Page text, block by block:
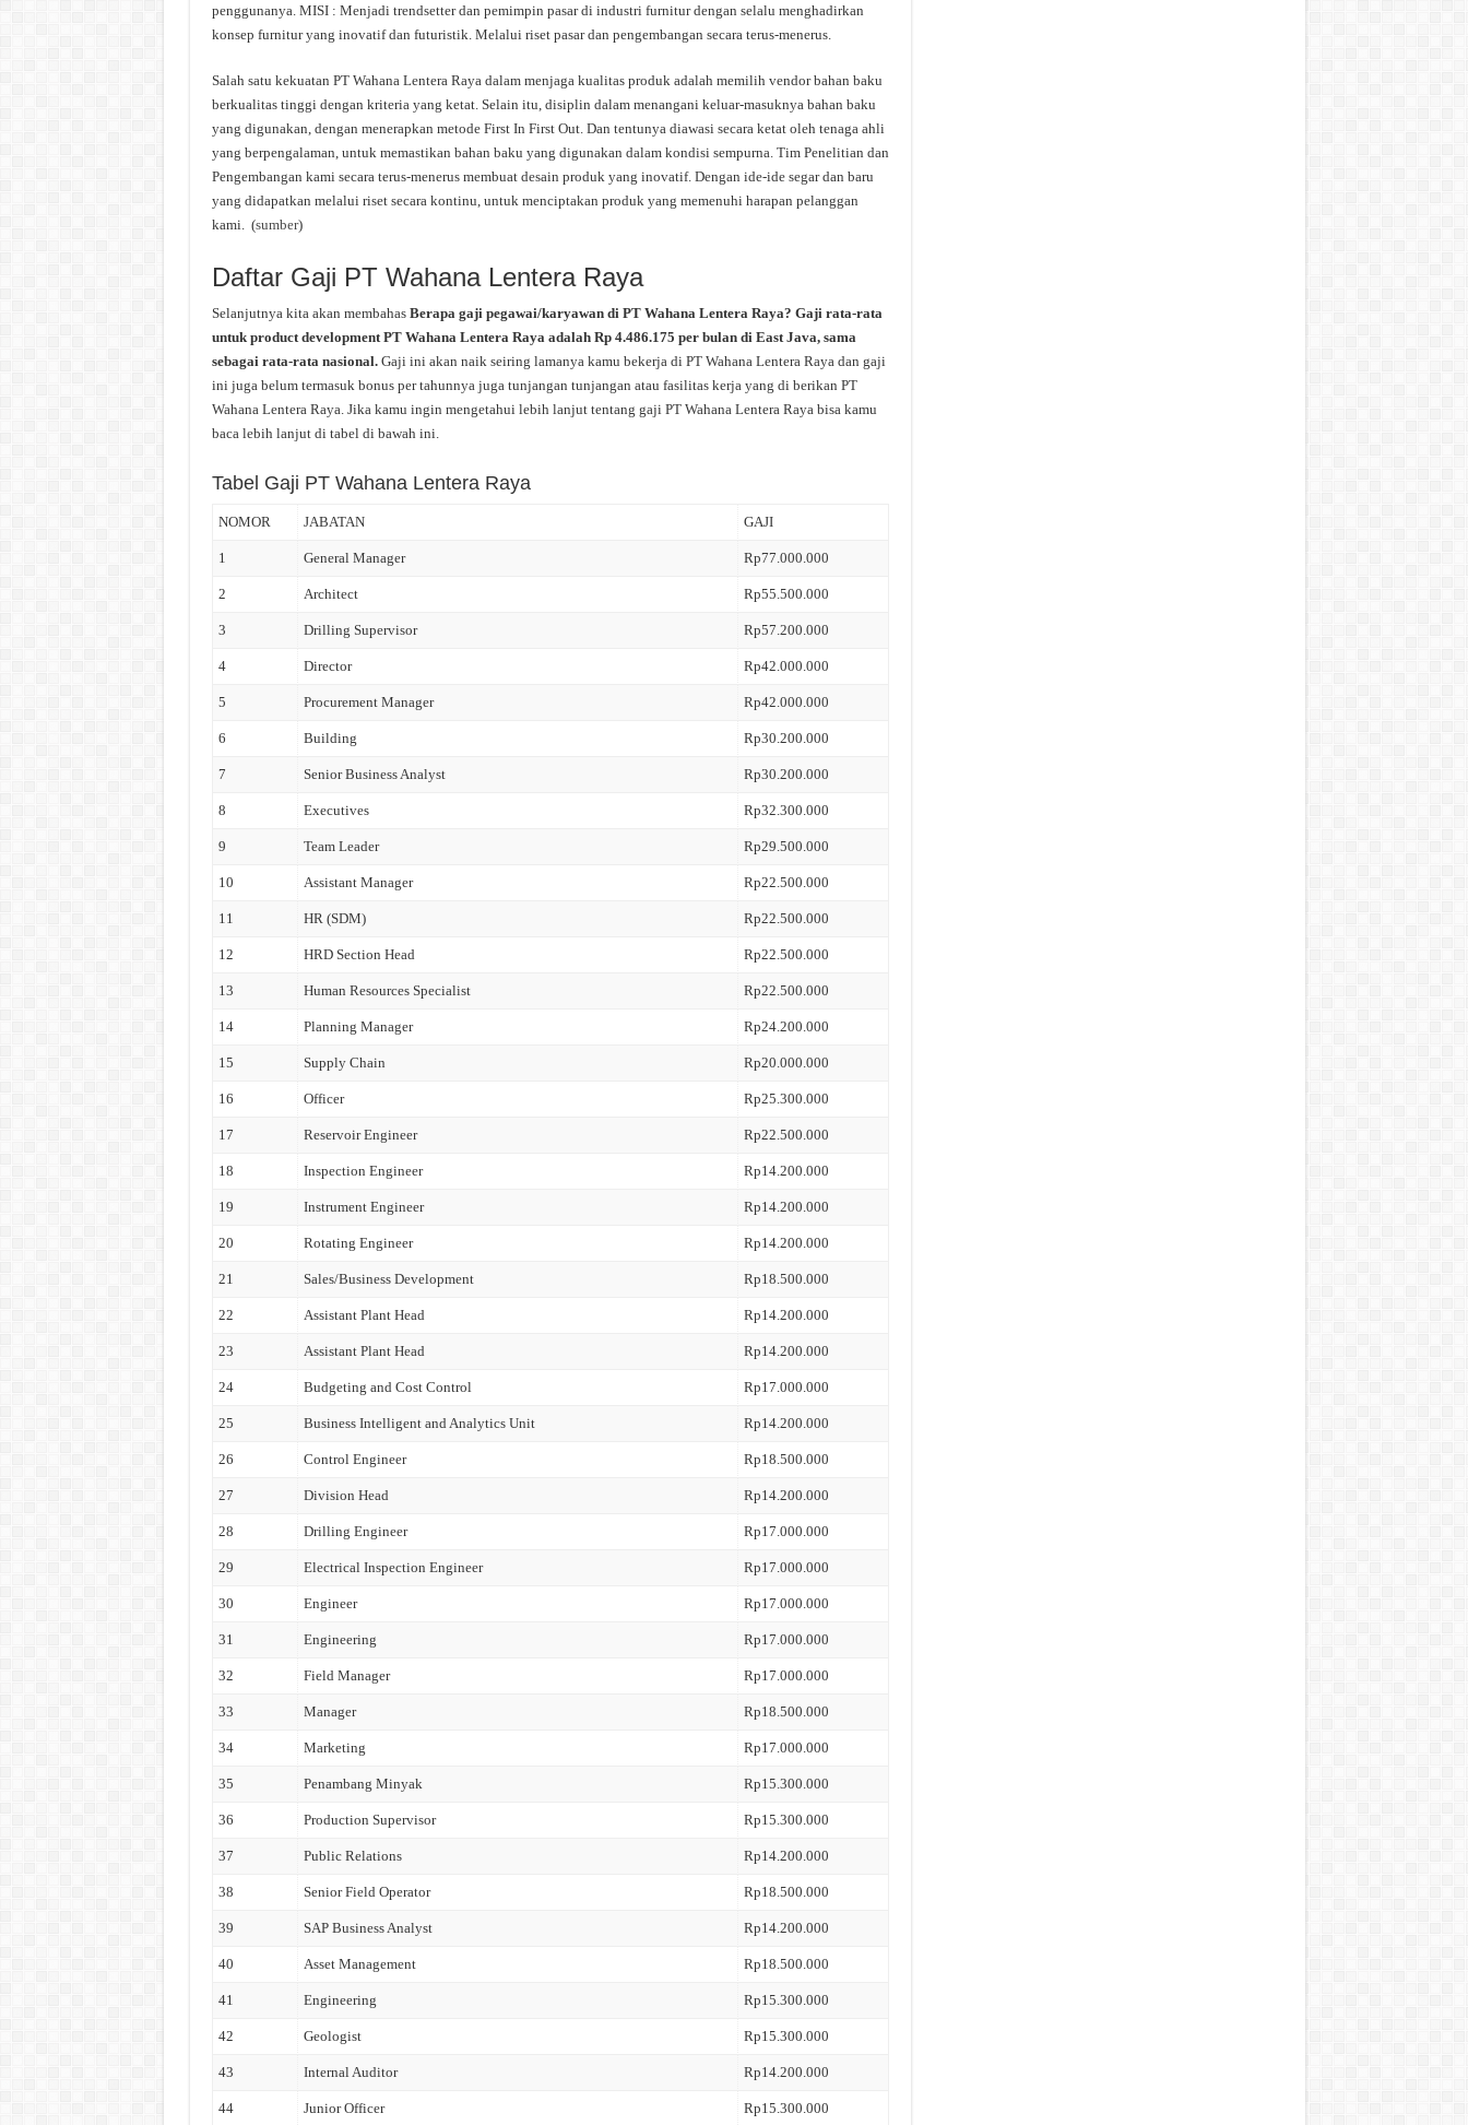
penggunanya. MISI : Menjadi trendsetter dan pemimpin pasar di industri furnitur dengan selalu menghadirkan
konsep furnitur yang inovatif dan futuristik. Melalui riset pasar dan pengembangan secara terus-menerus.
Salah satu kekuatan PT Wahana Lentera Raya dalam menjaga kualitas produk adalah memilih vendor bahan baku
berkualitas tinggi dengan kriteria yang ketat. Selain itu, disiplin dalam menangani keluar-masuknya bahan baku
yang digunakan, dengan menerapkan metode First In First Out. Dan tentunya diawasi secara ketat oleh tenaga ahli
yang berpengalaman, untuk memastikan bahan baku yang digunakan dalam kondisi sempurna. Tim Penelitian dan
Pengembangan kami secara terus-menerus membuat desain produk yang inovatif. Dengan ide-ide segar dan baru
yang didapatkan melalui riset secara kontinu, untuk menciptakan produk yang memenuhi harapan pelanggan
kami. (sumber)
Daftar Gaji PT Wahana Lentera Raya
Selanjutnya kita akan membahas Berapa gaji pegawai/karyawan di PT Wahana Lentera Raya? Gaji rata-rata
untuk product development PT Wahana Lentera Raya adalah Rp 4.486.175 per bulan di East Java, sama
sebagai rata-rata nasional. Gaji ini akan naik seiring lamanya kamu bekerja di PT Wahana Lentera Raya dan gaji
ini juga belum termasuk bonus per tahunnya juga tunjangan tunjangan atau fasilitas kerja yang di berikan PT
Wahana Lentera Raya. Jika kamu ingin mengetahui lebih lanjut tentang gaji PT Wahana Lentera Raya bisa kamu
baca lebih lanjut di tabel di bawah ini.
Tabel Gaji PT Wahana Lentera Raya
NOMOR JABATAN GAJI
1 General Manager Rp77.000.000
2 Architect Rp55.500.000
3 Drilling Supervisor Rp57.200.000
4 Director Rp42.000.000
5 Procurement Manager Rp42.000.000
6 Building Rp30.200.000
7 Senior Business Analyst Rp30.200.000
8 Executives Rp32.300.000
9 Team Leader Rp29.500.000
10 Assistant Manager Rp22.500.000
11 HR (SDM) Rp22.500.000
12 HRD Section Head Rp22.500.000
13 Human Resources Specialist Rp22.500.000
14 Planning Manager Rp24.200.000
15 Supply Chain Rp20.000.000
16 Officer Rp25.300.000
17 Reservoir Engineer Rp22.500.000
18 Inspection Engineer Rp14.200.000
19 Instrument Engineer Rp14.200.000
20 Rotating Engineer Rp14.200.000
21 Sales/Business Development Rp18.500.000
22 Assistant Plant Head Rp14.200.000
23 Assistant Plant Head Rp14.200.000
24 Budgeting and Cost Control Rp17.000.000
25 Business Intelligent and Analytics Unit Rp14.200.000
26 Control Engineer Rp18.500.000
27 Division Head Rp14.200.000
28 Drilling Engineer Rp17.000.000
29 Electrical Inspection Engineer Rp17.000.000
30 Engineer Rp17.000.000
31 Engineering Rp17.000.000
32 Field Manager Rp17.000.000
33 Manager Rp18.500.000
34 Marketing Rp17.000.000
35 Penambang Minyak Rp15.300.000
36 Production Supervisor Rp15.300.000
37 Public Relations Rp14.200.000
38 Senior Field Operator Rp18.500.000
39 SAP Business Analyst Rp14.200.000
40 Asset Management Rp18.500.000
41 Engineering Rp15.300.000
42 Geologist Rp15.300.000
43 Internal Auditor Rp14.200.000
44 Junior Officer Rp15.300.000